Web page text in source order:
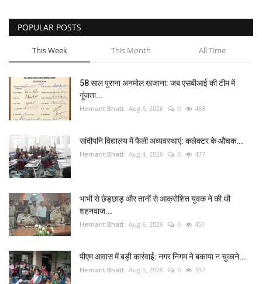
POPULAR POSTS
This Week This Month All Time
58 साल पुराना अनमोल खजाना: जब एसबीआई की टीम में
गूंजता...
Hemant Bhatt Aug 6, 2026 0 483
सांदीपनि विद्यालय में फैली अव्यवस्थाएं: कलेक्टर के औचक...
Hemant Bhatt Aug 4, 2026 0 477
भाभी से छेड़छाड़ और तानों से आक्रोशित युवक ने की थी
शहनवाज...
Hemant Bhatt Aug 6, 2026 0 451
पीएम आवास में बड़ी कार्रवाई: नगर निगम ने बकाया न चुकाने...
Hemant Bhatt Aug 5, 2026 0 337